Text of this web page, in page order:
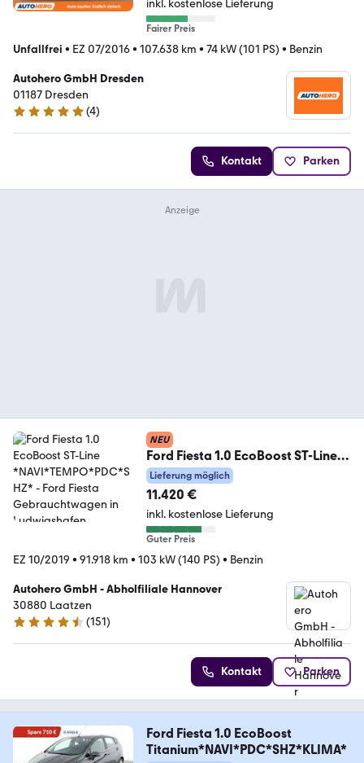
inkl. kostenlose Lieferung
Fairer Preis
Unfallfrei • EZ 07/2016• 107.638 km • 74 kW (101 PS) • Benzin
Autohero GmbH Dresden
01187 Dresden
5 Sterne
(4)
Kontakt Parken
NEU
Ford Fiesta 1.0 EcoBoost ST-Line
*NAVI*TEMPO*PDC*SHZ*
Lieferung möglich
11.420 €
inkl. kostenlose Lieferung
Guter Preis
EZ 10/2019 • 91.918 km • 103 kW (140 PS) • Benzin
Autohero GmbH - Abholfiliale Hannover
30880 Laatzen
4.7 Sterne
(151)
Kontakt Parken
Ford Fiesta 1.0 EcoBoost
Titanium*NAVI*PDC*SHZ*KLIMA*